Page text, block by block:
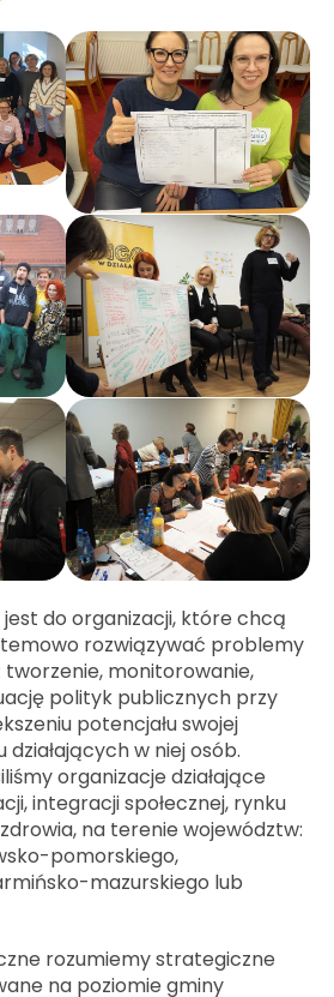
do organizacji, które chcą
rozwiązywać problemy
tworzenie, monitorowanie,
polityk publicznych przy
potencjału swojej
działających w niej osób.
organizacje działające
integracji społecznej, rynku
na terenie województw:
pomorskiego,
mazurskiego lub
rozumiemy strategiczne
na poziomie gminy